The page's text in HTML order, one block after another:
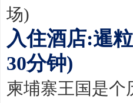
场)
入住酒店:暹
30分钟)
柬埔寨王国是个